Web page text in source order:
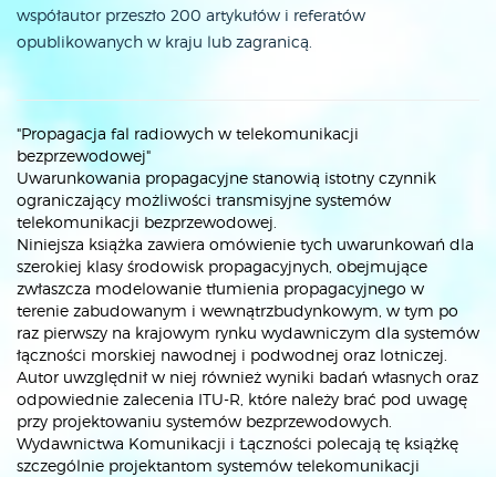
współautor przeszło 200 artykułów i referatów
opublikowanych w kraju lub zagranicą.
"Propagacja fal radiowych w telekomunikacji
bezprzewodowej"
Uwarunkowania propagacyjne stanowią istotny czynnik
ograniczający możliwości transmisyjne systemów
telekomunikacji bezprzewodowej.
Niniejsza książka zawiera omówienie tych uwarunkowań dla
szerokiej klasy środowisk propagacyjnych, obejmujące
zwłaszcza modelowanie tłumienia propagacyjnego w
terenie zabudowanym i wewnątrzbudynkowym, w tym po
raz pierwszy na krajowym rynku wydawniczym dla systemów
łączności morskiej nawodnej i podwodnej oraz lotniczej.
Autor uwzględnił w niej również wyniki badań własnych oraz
odpowiednie zalecenia ITU-R, które należy brać pod uwagę
przy projektowaniu systemów bezprzewodowych.
Wydawnictwa Komunikacji i Łączności polecają tę książkę
szczególnie projektantom systemów telekomunikacji